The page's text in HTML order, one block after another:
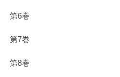
第6巻
第7巻
第8巻